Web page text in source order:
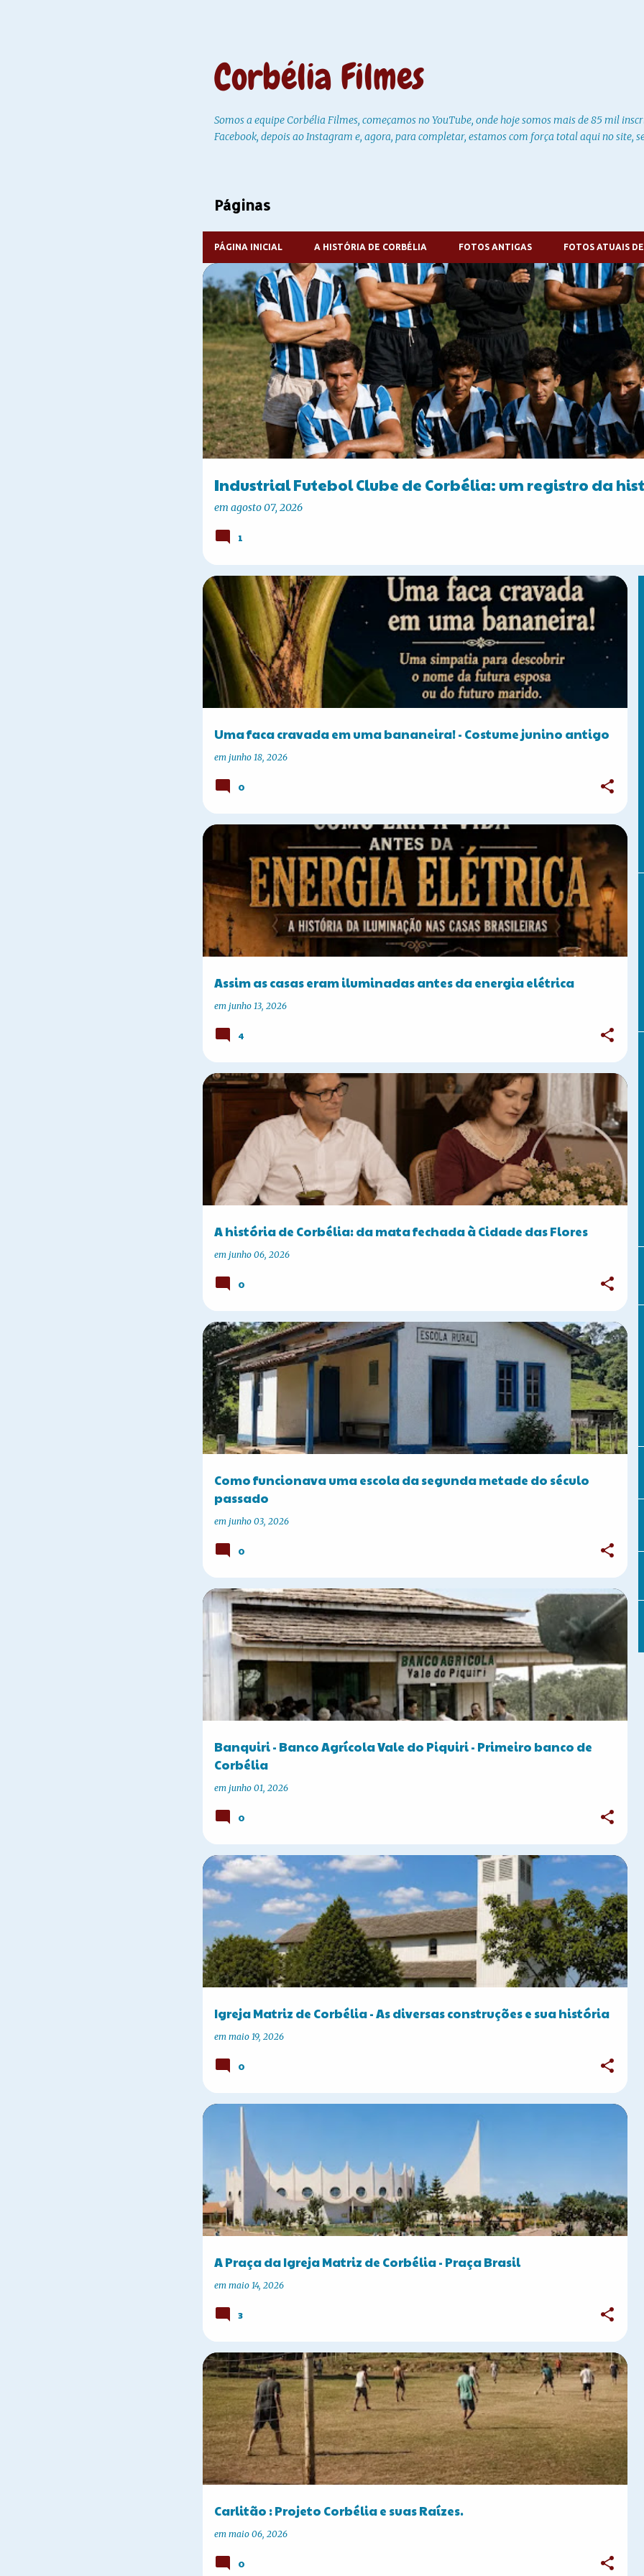
Corbélia Filmes
Somos a equipe Corbélia Filmes, começamos no YouTube, onde hoje somos mais de 85 mil
Facebook, depois ao Instagram e, agora, para completar, estamos com força total aqui no site,
Páginas
PÁGINA INICIAL A HISTÓRIA DE CORBÉLIA FOTOS ANTIGAS FOTOS ATUAIS
P
o
s
t
a
g
e
Industrial Futebol Clube de Corbélia: um registro da
em agosto 07, 2026
A HISTÓRIA DE CORBÉLIA FOTOS ANTIGAS
1
Uma faca cravada em uma bananeira! - Costume junino antigo
em junho 18, 2026
COSTUMES ANTIGOS
0
Assim as casas eram iluminadas antes da energia elétrica
em junho 13, 2026
HISTÓRIA DO BRASIL
4
A história de Corbélia: da mata fechada à Cidade das Flores
em junho 06, 2026
A HISTÓRIA DE CORBÉLIA
0
Como funcionava uma escola da segunda metade do século
passado
em junho 03, 2026
CURIOSIDADES HISTÓRIA DO BRASIL
0
Banquiri - Banco Agrícola Vale do Piquiri - Primeiro banco de
Corbélia
em junho 01, 2026
A HISTÓRIA DE CORBÉLIA FOTOS ANTIGAS
0
Igreja Matriz de Corbélia - As diversas construções e sua história
em maio 19, 2026
A HISTÓRIA DE CORBÉLIA
0
A Praça da Igreja Matriz de Corbélia - Praça Brasil
em maio 14, 2026
A HISTÓRIA DE CORBÉLIA
3
Carlitão : Projeto Corbélia e suas Raízes.
em maio 06, 2026
A HISTÓRIA DE CORBÉLIA
0